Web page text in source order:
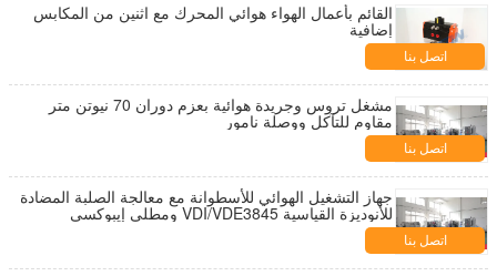
القائم بأعمال الهواء هوائي المحرك مع اثنين من المكابس
إضافية
اتصل بنا
مشغل تروس وجريدة هوائية بعزم دوران 70 نيوتن متر
مقاوم للتآكل ووصلة نامور
اتصل بنا
جهاز التشغيل الهوائي للأسطوانة مع معالجة الصلبة المضادة
للأنوديزة القياسية VDI/VDE3845 ومطلي إيبوكسي
للاستخدام الصناعي اتصل بنا